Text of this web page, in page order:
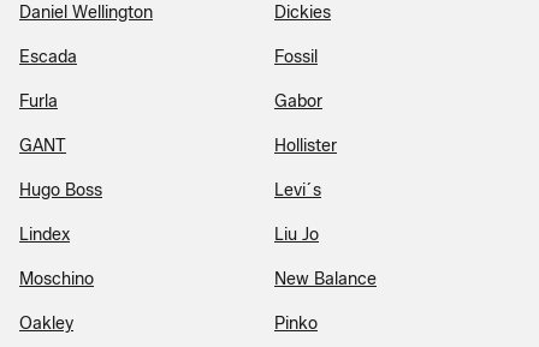
Daniel Wellington Dickies
Escada Fossil
Furla Gabor
GANT Hollister
Hugo Boss Levi´s
Lindex Liu Jo
Moschino New Balance
Oakley Pinko